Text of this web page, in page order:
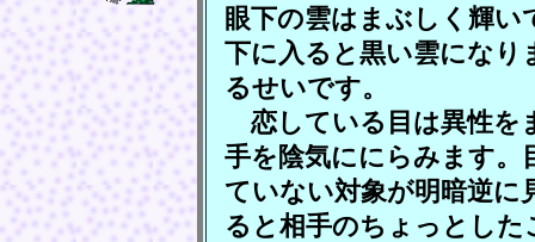
眼下の雲はまぶしく輝
下に入ると黒い雲になり
るせいです。
恋している目は異性を
手を陰気ににらみます。
ていない対象が明暗逆に
ると相手のちょっとし